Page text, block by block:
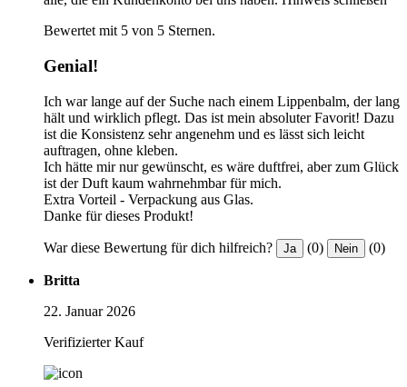
Bewertet mit 5 von 5 Sternen.
Genial!
Ich war lange auf der Suche nach einem Lippenbalm, der lang
hält und wirklich pflegt. Das ist mein absoluter Favorit! Dazu
ist die Konsistenz sehr angenehm und es lässt sich leicht
auftragen, ohne kleben.
Ich hätte mir nur gewünscht, es wäre duftfrei, aber zum Glück
ist der Duft kaum wahrnehmbar für mich.
Extra Vorteil - Verpackung aus Glas.
Danke für dieses Produkt!
War diese Bewertung für dich hilfreich? Ja (0) Nein (0)
Britta
22. Januar 2026
Verifizierter Kauf